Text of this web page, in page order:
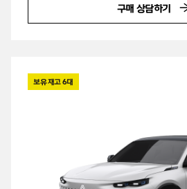
구매 상담하기
보유 재고6대